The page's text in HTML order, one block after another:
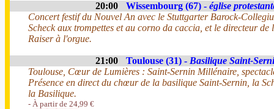
20:00 Wissembourg (67) - église
Concert festif du Nouvel An avec le Stuttgarter Barock-
Scheck aux trompettes et au corno da caccia, et le directeur
Raiser à l'orgue.
21:00 Toulouse (31) - Basilique Saint-
Toulouse, Cœur de Lumières : Saint-Sernin Millénaire,
Présence en direct du chœur de la basilique Saint-Sernin, la
la Basilique.
- À partir de 24,99 €